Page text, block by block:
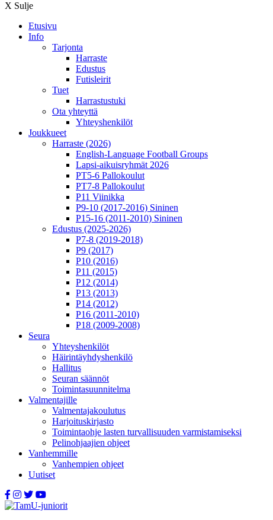
X Sulje
Etusivu
Info
Tarjonta
Harraste
Edustus
Futisleirit
Tuet
Harrastustuki
Ota yhteyttä
Yhteyshenkilöt
Joukkueet
Harraste (2026)
English‑Language Football Groups
Lapsi-aikuisryhmät 2026
PT5-6 Pallokoulut
PT7-8 Pallokoulut
P11 Viinikka
P9-10 (2017-2016) Sininen
P15-16 (2011-2010) Sininen
Edustus (2025-2026)
P7-8 (2019-2018)
P9 (2017)
P10 (2016)
P11 (2015)
P12 (2014)
P13 (2013)
P14 (2012)
P16 (2011-2010)
P18 (2009-2008)
Seura
Yhteyshenkilöt
Häirintä­yhdyshenkilö
Hallitus
Seuran säännöt
Toimintasuunnitelma
Valmentajille
Valmentajakoulutus
Harjoituskirjasto
Toimintaohje lasten turvallisuuden varmistamiseksi
Pelinohjaajien ohjeet
Vanhemmille
Vanhempien ohjeet
Uutiset